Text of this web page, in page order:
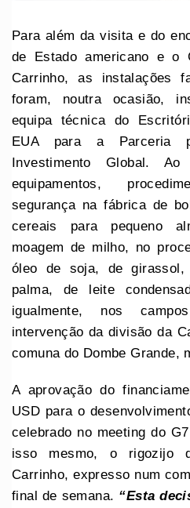
Para além da visita e do
de Estado americano e o
Carrinho, as instalações
foram, noutra ocasião,
equipa técnica do
EUA para a Parceria
Investimento Global. Ao
equipamentos,
segurança na fábrica de
cereais para pequeno
moagem de milho, no
óleo de soja, de
palma, de leite
igualmente, nos
intervenção da divisão da
comuna do Dombe Grande,
A aprovação do
USD para o
celebrado no meeting do
isso mesmo, o rigozijo
Carrinho, expresso num
final de semana. “Esta